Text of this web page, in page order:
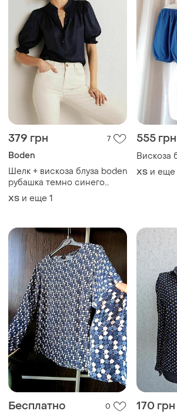
379 грн 7
Boden
Шелк + вискоза блуза boden
рубашка темно синего
цвета
ХS и еще 1
555 грн
Вискоза
ХS и еще
Бесплатно 0 170 грн